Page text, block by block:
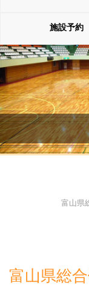
施設予約
富山県
富山県総